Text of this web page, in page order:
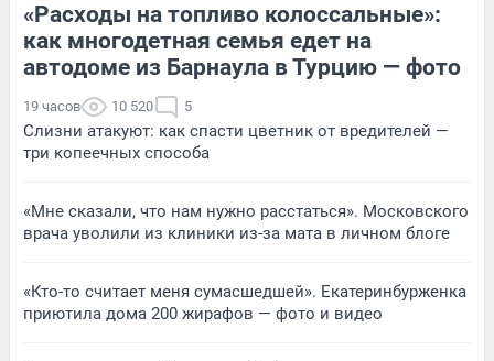
«Расходы на топливо колоссальные»:
как многодетная семья едет на
автодоме из Барнаула в Турцию — фото
19 часов 10 520 5
Слизни атакуют: как спасти цветник от вредителей —
три копеечных способа
«Мне сказали, что нам нужно расстаться». Московского
врача уволили из клиники из-за мата в личном блоге
«Кто-то считает меня сумасшедшей». Екатеринбурженка
приютила дома 200 жирафов — фото и видео